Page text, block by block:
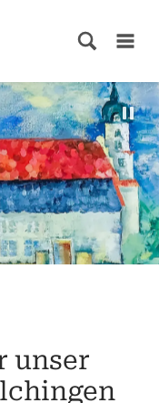
unser